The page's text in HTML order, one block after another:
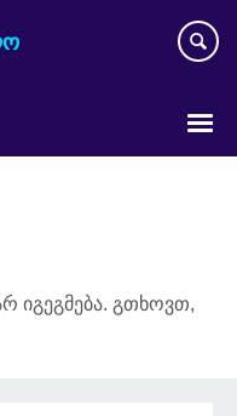
იგეგმება. გთხოვთ,